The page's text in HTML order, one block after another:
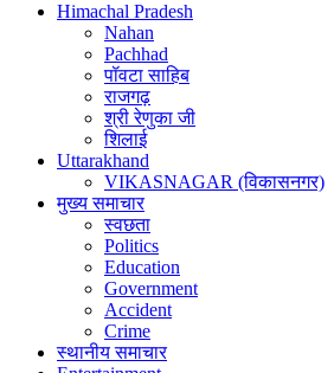
Himachal Pradesh
Nahan
Pachhad
पॉवटा साहिब
राजगढ़
श्री रेणुका जी
शिलाई
Uttarakhand
VIKASNAGAR (विकासनगर)
मुख्य समाचार
स्वछता
Politics
Education
Government
Accident
Crime
स्थानीय समाचार